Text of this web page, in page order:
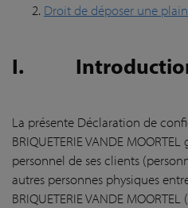
Droit de déposer une
I.
La présente Déclaration de
BRIQUETERIE VANDE
personnel de ses clients
autres personnes physiques
BRIQUETERIE VANDE